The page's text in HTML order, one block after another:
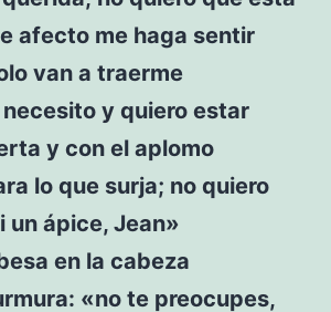
afecto me haga sentir
van a traerme
y quiero estar
y con el aplomo
lo que surja; no quiero
un ápice, Jean»
en la cabeza
«no te preocupes,